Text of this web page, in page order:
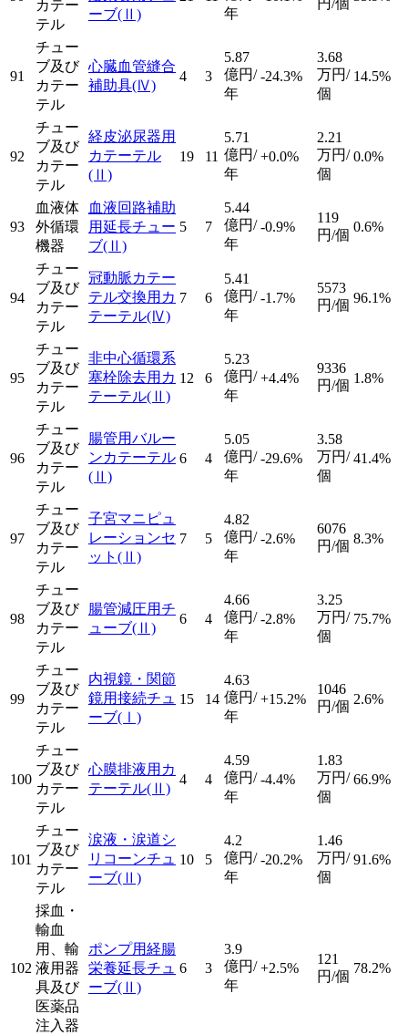
カテー
テル
ーブ(Ⅱ)
年
円/個
91
チュー
ブ及び
カテー
テル
心臓血管縫合
補助具(Ⅳ)
4 3
5.87
億円/
年
-24.3%
3.68
万円/
個
14.5%
92
チュー
ブ及び
カテー
テル
経皮泌尿器用
カテーテル
(Ⅱ)
19 11
5.71
億円/
年
+0.0%
2.21
万円/
個
0.0%
93
血液体
外循環
機器
血液回路補助
用延長チュー
ブ(Ⅱ)
5 7
5.44
億円/
年
-0.9%
119
円/個
0.6%
94
チュー
ブ及び
カテー
テル
冠動脈カテー
テル交換用カ
テーテル(Ⅳ)
7 6
5.41
億円/
年
-1.7%
5573
円/個 96.1%
95
チュー
ブ及び
カテー
テル
非中心循環系
塞栓除去用カ
テーテル(Ⅱ)
12 6
5.23
億円/
年
+4.4%
9336
円/個 1.8%
96
チュー
ブ及び
カテー
テル
腸管用バルー
ンカテーテル
(Ⅱ)
6 4
5.05
億円/
年
-29.6%
3.58
万円/
個
41.4%
97
チュー
ブ及び
カテー
テル
子宮マニピュ
レーションセ
ット (Ⅱ)
7 5
4.82
億円/
年
-2.6%
6076
円/個 8.3%
98
チュー
ブ及び
カテー
テル
腸管減圧用チ
ューブ(Ⅱ)
6 4
4.66
億円/
年
-2.8%
3.25
万円/
個
75.7%
99
チュー
ブ及び
カテー
テル
内視鏡・関節
鏡用接続チュ
ーブ(Ⅰ)
15 14
4.63
億円/
年
+15.2%
1046
円/個 2.6%
100
チュー
ブ及び
カテー
テル
心膜排液用カ
テーテル(Ⅱ)
4 4
4.59
億円/
年
-4.4%
1.83
万円/
個
66.9%
101
チュー
ブ及び
カテー
テル
涙液・涙道シ
リコーンチュ
ーブ(Ⅱ)
10 5
4.2
億円/
年
-20.2%
1.46
万円/
個
91.6%
102
採血・
輸血
用、輸
液用器
具及び
医薬品
注入器
ポンプ用経腸
栄養延長チュ
ーブ(Ⅱ)
6 3
3.9
億円/
年
+2.5%
121
円/個
78.2%